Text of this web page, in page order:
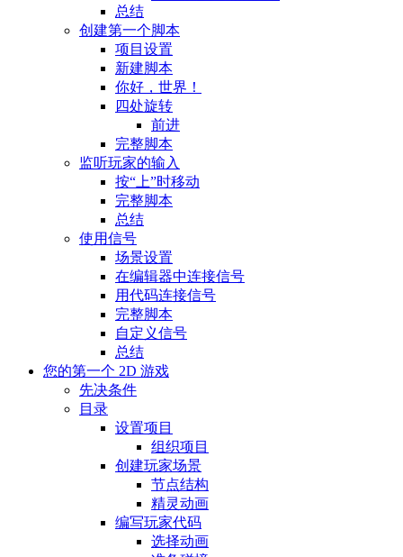
总结
创建第一个脚本
项目设置
新建脚本
你好，世界！
四处旋转
前进
完整脚本
监听玩家的输入
按“上”时移动
完整脚本
总结
使用信号
场景设置
在编辑器中连接信号
用代码连接信号
完整脚本
自定义信号
总结
您的第一个 2D 游戏
先决条件
目录
设置项目
组织项目
创建玩家场景
节点结构
精灵动画
编写玩家代码
选择动画